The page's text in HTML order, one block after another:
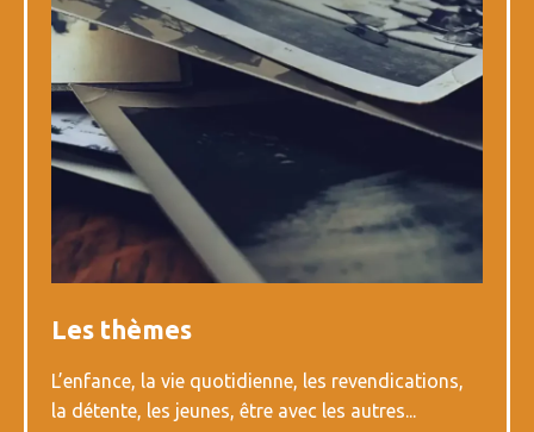
Les thèmes
L’enfance, la vie quotidienne, les revendications,
la détente, les jeunes, être avec les autres...